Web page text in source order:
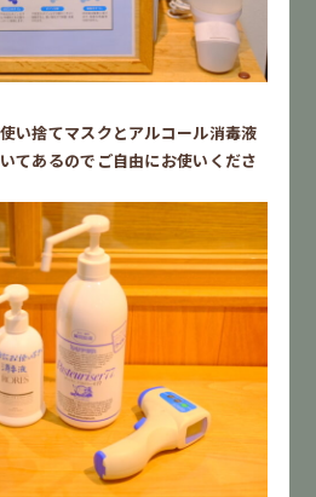
い捨てマスクとアルコール消毒液
てあるのでご自由にお使いくださ